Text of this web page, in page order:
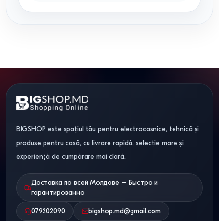
BIGSHOP este spațiul tău pentru electrocasnice, tehnică și
produse pentru casă, cu livrare rapidă, selecție mare și
experiență de cumpărare mai clară.
Доставка по всей Молдове – Быстро и
гарантированно
079202090 bigshop.md@gmail.com